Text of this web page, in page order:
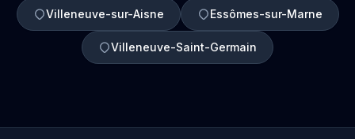
Villeneuve-sur-Aisne Essômes-sur-Marne
Villeneuve-Saint-Germain